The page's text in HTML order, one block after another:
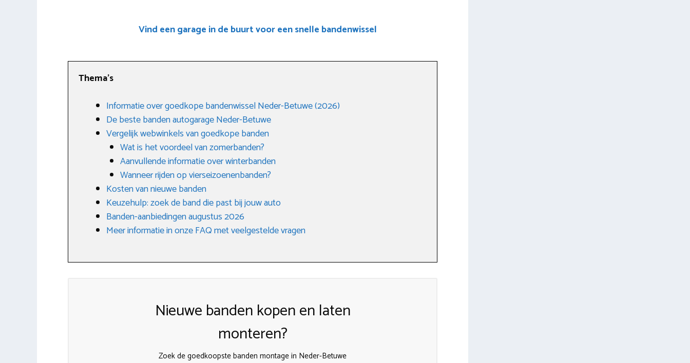
Vind een garage in de buurt voor een snelle bandenwissel
Thema’s
Informatie over goedkope bandenwissel Neder-Betuwe (2026)
De beste banden autogarage Neder-Betuwe
Vergelijk webwinkels van goedkope banden
Wat is het voordeel van zomerbanden?
Aanvullende informatie over winterbanden
Wanneer rijden op vierseizoenenbanden?
Kosten van nieuwe banden
Keuzehulp: zoek de band die past bij jouw auto
Banden-aanbiedingen augustus 2026
Meer informatie in onze FAQ met veelgestelde vragen
Nieuwe banden kopen en laten
monteren?
Zoek de goedkoopste banden montage in Neder-Betuwe